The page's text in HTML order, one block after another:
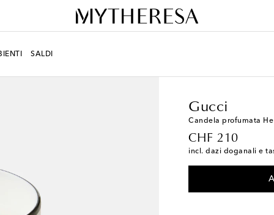
SALDI
Gucci
Candela profumata
CHF 210
original price
incl. dazi doganali e